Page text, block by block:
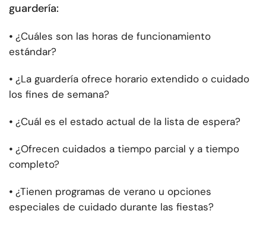
guardería:
⦁ ¿Cuáles son las horas de funcionamiento
estándar?
⦁ ¿La guardería ofrece horario extendido o cuidado
los fines de semana?
⦁ ¿Cuál es el estado actual de la lista de espera?
⦁ ¿Ofrecen cuidados a tiempo parcial y a tiempo
completo?
⦁ ¿Tienen programas de verano u opciones
especiales de cuidado durante las fiestas?